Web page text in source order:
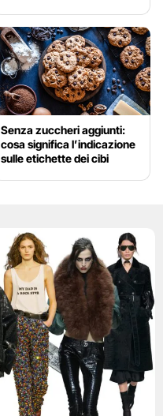
Senza zuccheri aggiunti:
cosa significa l’indicazione
sulle etichette dei cibi